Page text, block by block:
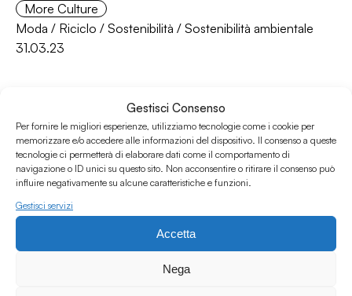
Gestisci Consenso
Per fornire le migliori esperienze, utilizziamo tecnologie come i cookie per
memorizzare e/o accedere alle informazioni del dispositivo. Il consenso a queste
tecnologie ci permetterà di elaborare dati come il comportamento di
navigazione o ID unici su questo sito. Non acconsentire o ritirare il consenso può
influire negativamente su alcune caratteristiche e funzioni.
Gestisci servizi
Accetta
Nega
More Culture
Moda / Riciclo / Sostenibilità / Sostenibilità ambientale
31.03.23
Associazione Culturale Humus
Via degli Orti 63, Bologna 40137